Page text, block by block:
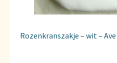
Rozenkranszakje – wit –